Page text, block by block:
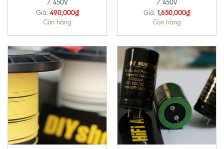
/ 450V
Giá: 490,000₫
Còn hàng
/ 450V
Giá: 1,650,000₫
Còn hàng